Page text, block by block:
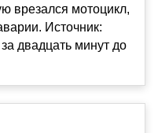
врезался мотоцикл,
Источник:
двадцать минут до